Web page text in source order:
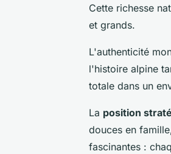
Cette richesse
et grands.
L'authenticité
l'histoire alpine
totale dans un
La position
douces en
fascinantes :